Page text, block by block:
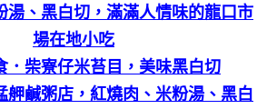
湯、黑白切，滿滿人情味的龍口市
場在地小吃
．柴寮仔米苔目，美味黑白切
舺鹹粥店，紅燒肉、米粉湯、黑白